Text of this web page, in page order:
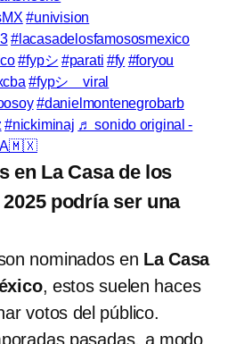
#univision
#lacasadelosfamososmexico
#fypシ #parati #fy #foryou
#fypシ゚viral
#danielmontenegrobarb
#nickiminaj ♬ sonido original -
en La Casa de los
podría ser una
nominados en La Casa
, estos suelen haces
votos del público.
pasadas, a modo